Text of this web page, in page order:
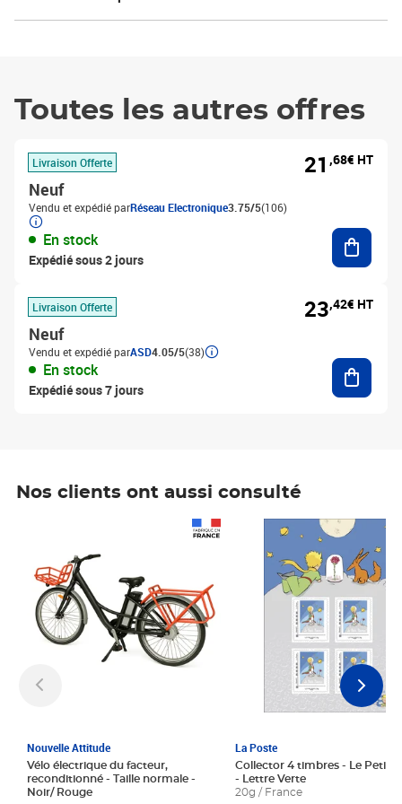
Toutes les autres offres
Livraison Offerte
Neuf
Vendu et expédié parRéseau Electronique3.75/5(106)
En stock
Expédié sous 2 jours
21 ,68€ HT
Livraison Offerte
Neuf
Vendu et expédié parASD4.05/5(38)
En stock
Expédié sous 7 jours
23,42€ HT
Nos clients ont aussi consulté
Nouvelle Attitude
Vélo électrique du facteur,
reconditionné - Taille normale -
Noir/ Rouge
La Poste
Collector 4 timbres - Le Petit
- Lettre Verte
20g / France
Prix 6,25€ HT